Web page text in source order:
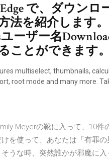
で、ダウン
法を紹介します
ユーザー名
ことができます。
multiselect, thumbnails,
root mode and many more.
Meyerの靴に入って、10
を使って、あなたは「有罪
うな時、突然誰かが邪魔に入